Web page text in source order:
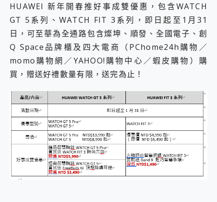
HUAWEI 新年開春推好事成雙優惠，包含WATCH
GT 5系列、WATCH FIT 3系列，即日起至1月31
日，可至華為全通路包含燦坤、順發、全國電子、創
Q Space品牌櫃及四大電商（PChome24h購物／
momo購物網／YAHOO!購物中心／蝦皮購物）購
買，贈送好禮數量有限，送完為止！